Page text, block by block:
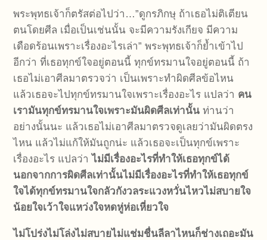
พระพุทธเจ้าก็ตรัสต่อไปว่า…”ดูกรภิกษุ ถ้าเธอไม่ติเตียน
ตนโดยศีล เมื่อเป็นเช่นนั้น จะมีความรังเกียจ มีความ
เดือดร้อนเพราะเรื่องอะไรเล่า” พระพุทธเจ้าก็ย้ำเข้าไป
อีกว่า ที่เธอทุกข์ใจอยู่ตอนนี้ ทุกข์ทรมานใจอยู่ตอนนี้ ถ้า
เธอไม่เอาศีลมาตรวจว่า เป็นเพราะทำผิดศีลข้อไหน
แล้วเธอจะไปทุกข์ทรมานใจเพราะเรื่องอะไร แปลว่า คน
เรามันทุกข์ทรมานใจเพราะมันผิดศีลเท่านั้น ท่านว่า
อย่างนั้นนะ แล้วเธอไม่เอาศีลมาตรวจดูเลยว่ามันผิดตรง
ไหน แล้วไม่แก้ให้มันถูกน่ะ แล้วเธอจะเป็นทุกข์เพราะ
เรื่องอะไร แปลว่าไม่มีเรื่องอะไรที่ทำให้เธอทุกข์ได้
นอกจากการผิดศีลเท่านั้นไม่มีเรื่องอะไรที่ทำให้เธอทุกข์
ใจได้ทุกข์ทรมานใจกลัวกังวลระแวงหวั่นไหวไม่สบายใจ
น้อยใจเว้าใจแหว่งใจหดหู่ห่อเหี่ยวใจ
ไม่โปร่งไม่โล่งไม่สบายไม่แช่มชื่นลีลาไหนก็ช่างเถอะมัน